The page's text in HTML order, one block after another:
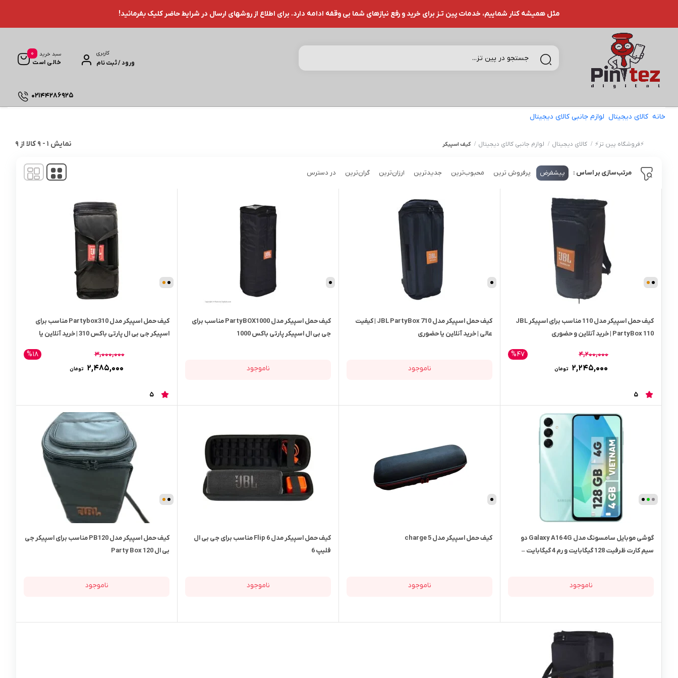
مثل همیشه کنار شماییم، خدمات پین تـز برای خرید و رفع نیازهای شما بی وقفه ادامه دارد. برای اطلاع از روشهای ارسال در شرایط حاضر کلیک بفرمائید!
کاربری
ورود / ثبت نام
سبد خرید
خالی است
0
02144286925
خانه کالای دیجیتال لوازم جانبی کالای دیجیتال
⚡️فروشگاه پین تز⚡️ کالای دیجیتال لوازم جانبی کالای دیجیتال کیف اسپیکر نمایش 1
-
9 کالا از 9
مرتب‌سازی بر اساس : پیشفرض پرفروش ترین محبوب‌ترین جدیدترین ارزان‌ترین گران‌ترین در دسترس
کیف حمل اسپیکر مدل 110 مناسب برای اسپیکر JBL
PartyBox 110 | خرید آنلاین و حضوری
۴,۲۰۰,۰۰۰
۲,۲۴۵,۰۰۰ تومان
%47
5
کیف حمل اسپیکر مدل JBL PartyBox 710 | کیفیت
عالی | خرید آنلاین یا حضوری
ناموجود
کیف حمل اسپیکر مدل PartyBOX1000 مناسب برای
جی بی ال اسپیکر پارتی باکس 1000
ناموجود
کیف حمل اسپیکر مدل Partybox310 مناسب برای
اسپیکر جی بی ال پارتی باکس 310 | خرید آنلاین یا
۳,۰۰۰,۰۰۰
۲,۴۸۵,۰۰۰ تومان
%18
5
گوشی موبایل سامسونگ مدل Galaxy A16 4G دو
سیم کارت ظرفیت 128 گیگابایت و رم 4 گیگابایت –
ناموجود
کیف حمل اسپیکر مدل charge 5
ناموجود
کیف حمل اسپیکر مدل Flip 6 مناسب برای جی بی ال
فلیپ 6
ناموجود
کیف حمل اسپیکر مدل PB120 مناسب برای اسپیکر جی
بی ال Party Box 120
ناموجود